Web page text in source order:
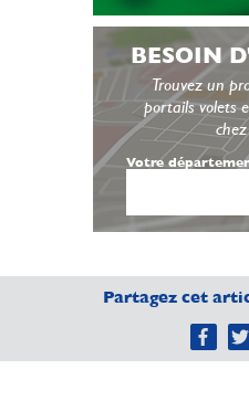
BESOIN
Trouvez un
portails volets
Votre
Partagez cet